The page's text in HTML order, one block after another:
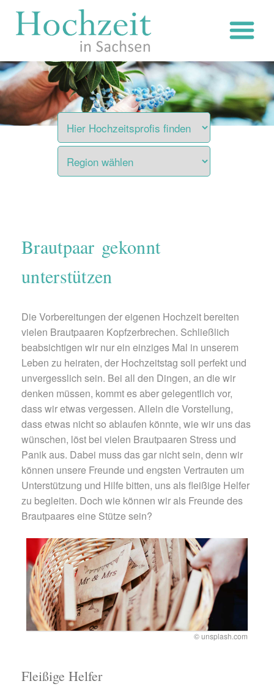
Inhalt
Brautpaar gekonnt
unterstützen
Die Vorbereitungen der eigenen Hochzeit bereiten
vielen Brautpaaren Kopfzerbrechen. Schließlich
beabsichtigen wir nur ein einziges Mal in unserem
Leben zu heiraten, der Hochzeitstag soll perfekt und
unvergesslich sein. Bei all den Dingen, an die wir
denken müssen, kommt es aber gelegentlich vor,
dass wir etwas vergessen. Allein die Vorstellung,
dass etwas nicht so ablaufen könnte, wie wir uns das
wünschen, löst bei vielen Brautpaaren Stress und
Panik aus. Dabei muss das gar nicht sein, denn wir
können unsere Freunde und engsten Vertrauten um
Unterstützung und Hilfe bitten, uns als fleißige Helfer
zu begleiten. Doch wie können wir als Freunde des
Brautpaares eine Stütze sein?
© unsplash.com
Fleißige Helfer